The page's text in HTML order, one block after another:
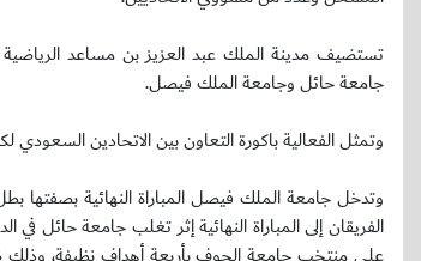
تستضيف مدينة الملك عبد العزيز بن مساعد الرياضية
جامعة حائل وجامعة الملك فيصل.
وتمثل الفعالية باكورة التعاون بين الاتحادين السعودي
وتدخل جامعة الملك فيصل المباراة النهائية
الفريقان إلى المباراة النهائية إثر تغلب جامعة